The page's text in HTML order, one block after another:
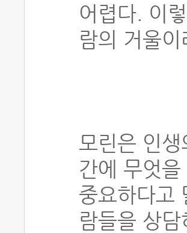
어렵다. 이
람의 거울
모린은 인
간에 무엇을
중요하다고
람들을 상